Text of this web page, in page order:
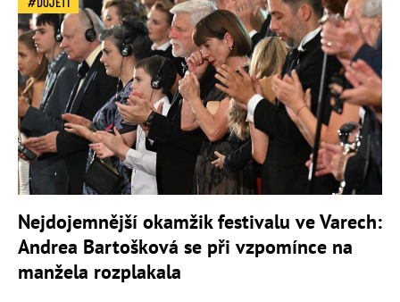
Nejdojemnější okamžik festivalu ve Varech:
Andrea Bartošková se při vzpomínce na
manžela rozplakala